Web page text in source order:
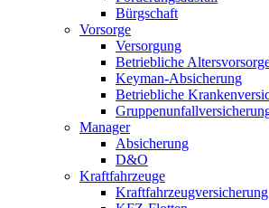
Bürgschaft
Vorsorge
Versorgung
Betriebliche
Keyman-Absicherung
Betriebliche
Manager
Absicherung
D&O
Kraftfahrzeuge
Kraftfahrzeugversicherung